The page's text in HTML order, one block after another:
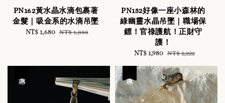
PN162黃水晶水滴包裹著
金髮｜吸金系的水滴吊墜
Sale
NT$ 1,680 Regular
NT$ 1,888
PN152好像一座小森林的
綠幽靈水晶吊墜｜職場保
鏢！官祿護航！正財守
護！
Sale
NT$ 1,980 Regular
NT$ 2,222